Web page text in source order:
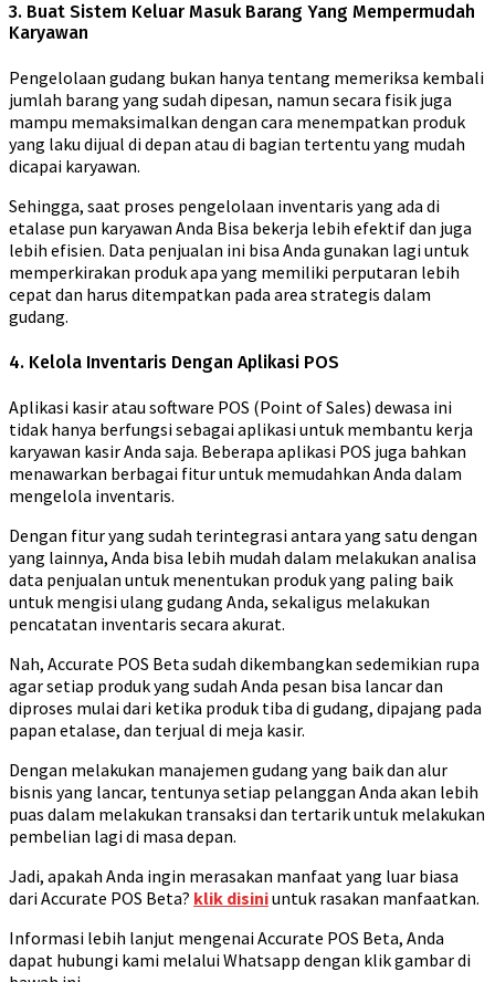
3. Buat Sistem Keluar Masuk Barang Yang Mempermudah
Karyawan
Pengelolaan gudang bukan hanya tentang memeriksa kembali
jumlah barang yang sudah dipesan, namun secara fisik juga
mampu memaksimalkan dengan cara menempatkan produk
yang laku dijual di depan atau di bagian tertentu yang mudah
dicapai karyawan.
Sehingga, saat proses pengelolaan inventaris yang ada di
etalase pun karyawan Anda Bisa bekerja lebih efektif dan juga
lebih efisien. Data penjualan ini bisa Anda gunakan lagi untuk
memperkirakan produk apa yang memiliki perputaran lebih
cepat dan harus ditempatkan pada area strategis dalam
gudang.
4. Kelola Inventaris Dengan Aplikasi POS
Aplikasi kasir atau software POS (Point of Sales) dewasa ini
tidak hanya berfungsi sebagai aplikasi untuk membantu kerja
karyawan kasir Anda saja. Beberapa aplikasi POS juga bahkan
menawarkan berbagai fitur untuk memudahkan Anda dalam
mengelola inventaris.
Dengan fitur yang sudah terintegrasi antara yang satu dengan
yang lainnya, Anda bisa lebih mudah dalam melakukan analisa
data penjualan untuk menentukan produk yang paling baik
untuk mengisi ulang gudang Anda, sekaligus melakukan
pencatatan inventaris secara akurat.
Nah, Accurate POS Beta sudah dikembangkan sedemikian rupa
agar setiap produk yang sudah Anda pesan bisa lancar dan
diproses mulai dari ketika produk tiba di gudang, dipajang pada
papan etalase, dan terjual di meja kasir.
Dengan melakukan manajemen gudang yang baik dan alur
bisnis yang lancar, tentunya setiap pelanggan Anda akan lebih
puas dalam melakukan transaksi dan tertarik untuk melakukan
pembelian lagi di masa depan.
Jadi, apakah Anda ingin merasakan manfaat yang luar biasa
dari Accurate POS Beta? klik disiniuntuk rasakan manfaatkan.
Informasi lebih lanjut mengenai Accurate POS Beta, Anda
dapat hubungi kami melalui Whatsapp dengan klik gambar di